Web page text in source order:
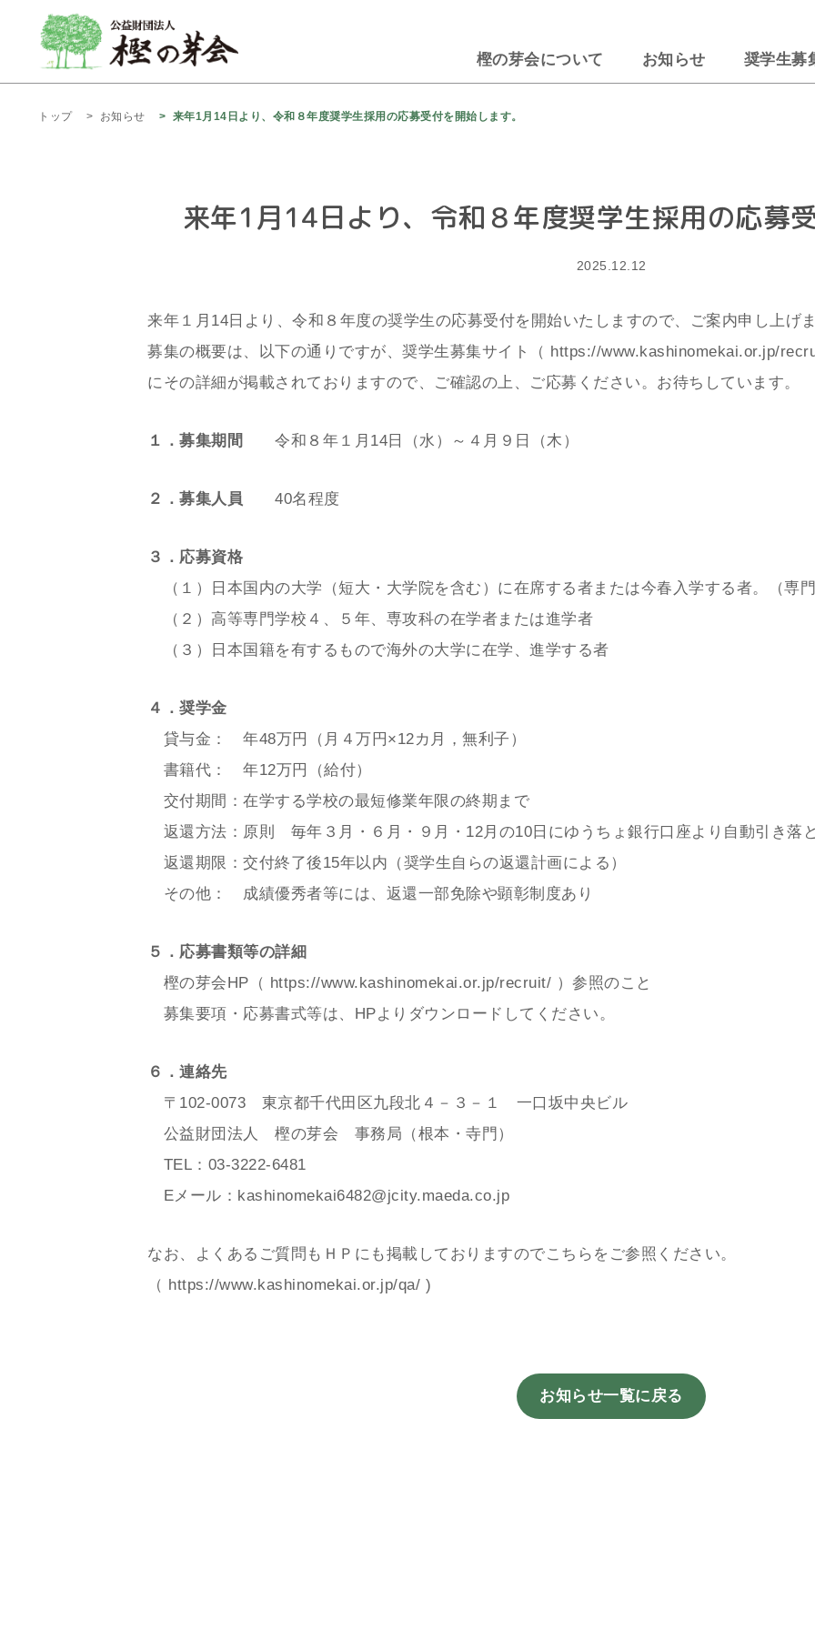
樫の芽会について お知らせ 奨学生募
トップ お知らせ 来年1月14日より、令和８年度奨学生採用の応募受付を開始します。
来年1月14日より、令和８年度奨学生採用の応募
2025.12.12
来年１月14日より、令和８年度の奨学生の応募受付を開始いたしますので、ご案内申し上げま
募集の概要は、以下の通りですが、奨学生募集サイト（ https://www.kashinomekai.or.jp/
にその詳細が掲載されておりますので、ご確認の上、ご応募ください。お待ちしています。
１．募集期間 令和８年１月14日（水）～４月９日（木）
２．募集人員 40名程度
３．応募資格
（１）日本国内の大学（短大・大学院を含む）に在席する者または今春入学する者。（専門
（２）高等専門学校４、５年、専攻科の在学者または進学者
（３）日本国籍を有するもので海外の大学に在学、進学する者
４．奨学金
貸与金： 年48万円（月４万円×12カ月，無利子）
書籍代： 年12万円（給付）
交付期間：在学する学校の最短修業年限の終期まで
返還方法：原則 毎年３月・６月・９月・12月の10日にゆうちょ銀行口座より自動引き落
返還期限：交付終了後15年以内（奨学生自らの返還計画による）
その他： 成績優秀者等には、返還一部免除や顕彰制度あり
５．応募書類等の詳細
樫の芽会HP（ https://www.kashinomekai.or.jp/recruit/ ）参照のこと
募集要項・応募書式等は、HPよりダウンロードしてください。
６．連絡先
〒102-0073 東京都千代田区九段北４－３－１ 一口坂中央ビル
公益財団法人 樫の芽会 事務局（根本・寺門）
TEL：03-3222-6481
Eメール： kashinomekai6482@jcity.maeda.co.jp
なお、よくあるご質問もＨＰにも掲載しておりますのでこちらをご参照ください。
（ https://www.kashinomekai.or.jp/qa/ )
お知らせ一覧に戻る